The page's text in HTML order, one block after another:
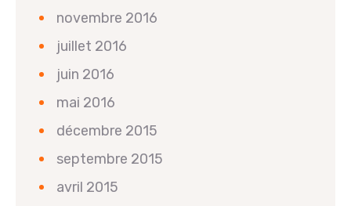
novembre 2016
juillet 2016
juin 2016
mai 2016
décembre 2015
septembre 2015
avril 2015